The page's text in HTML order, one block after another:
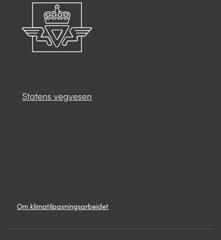
Statens vegvesen
Lenker
Om
Om klimatilpasningsarbeidet